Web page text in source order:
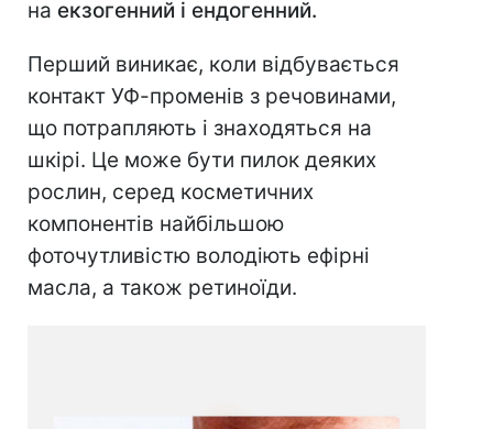
на екзогенний і ендогенний.
Перший виникає, коли відбувається
контакт УФ-променів з речовинами,
що потрапляють і знаходяться на
шкірі. Це може бути пилок деяких
рослин, серед косметичних
компонентів найбільшою
фоточутливістю володіють ефірні
масла, а також ретиноїди.